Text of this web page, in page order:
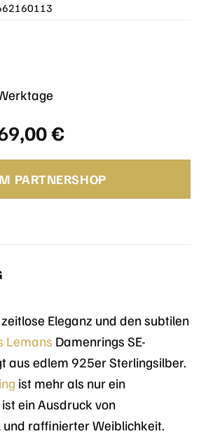
€
€Aktueller
ist:
169,00 €.
PARTNERSHOP
Eleganz und den subtilen
Lemans Damenrings SE-
aus edlem 925er Sterlingsilber.
ist mehr als nur ein
ein Ausdruck von
raffinierter Weiblichkeit.